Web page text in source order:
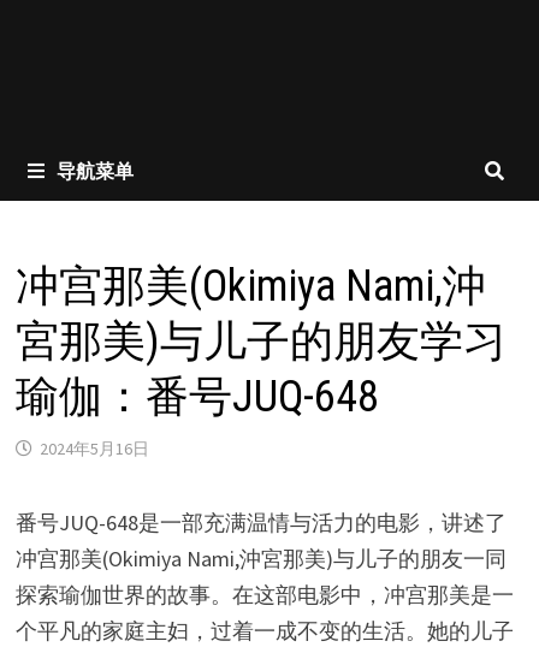
导航菜单
冲宫那美(Okimiya Nami,沖
宮那美)与儿子的朋友学习
瑜伽：番号JUQ-648
2024年5月16日
番号JUQ-648是一部充满温情与活力的电影，讲述了
冲宫那美(Okimiya Nami,沖宮那美)与儿子的朋友一同
探索瑜伽世界的故事。在这部电影中，冲宫那美是一
个平凡的家庭主妇，过着一成不变的生活。她的儿子